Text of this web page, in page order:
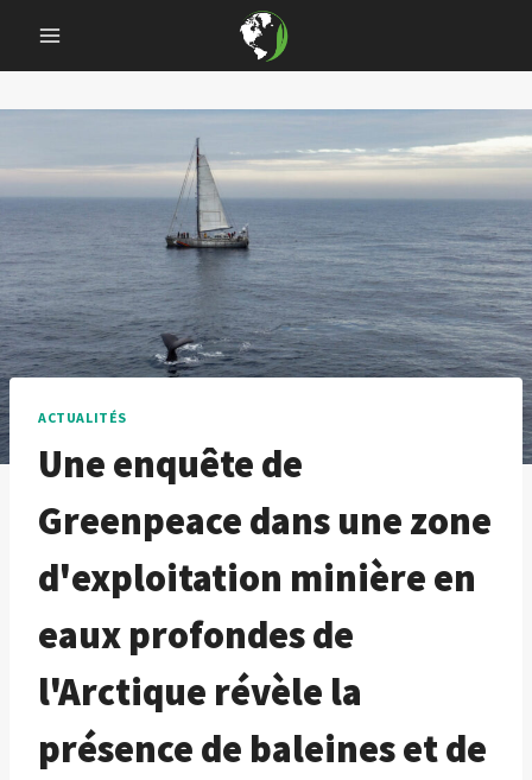
content
ACTUALITÉS
Une enquête de
Greenpeace dans une zone
d'exploitation minière en
eaux profondes de
l'Arctique révèle la
présence de baleines et de